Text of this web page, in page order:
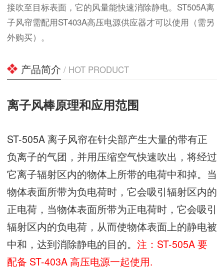
接吹至目标表面，它的风量能快速消除静电。ST505A离
子风帘需配用ST403A高压电源供应器才可以使用（需另
外购买）。
产品简介 / HOT PRODUCT
离子风棒原理和应用范围
ST-505A 离子风帘在针尖部产生大量的带有正
负离子的气团，并用压缩空气快速吹出，将经过
它离子辐射区内的物体上所带的电荷中和掉。当
物体表面所带为负电荷时，它会吸引辐射区内的
正电荷，当物体表面所带为正电荷时，它会吸引
辐射区内的负电荷，从而使物体表面上的静电被
中和，达到消除静电的目的。 注：ST-505A 要
配备 ST-403A 高压电源一起使用.